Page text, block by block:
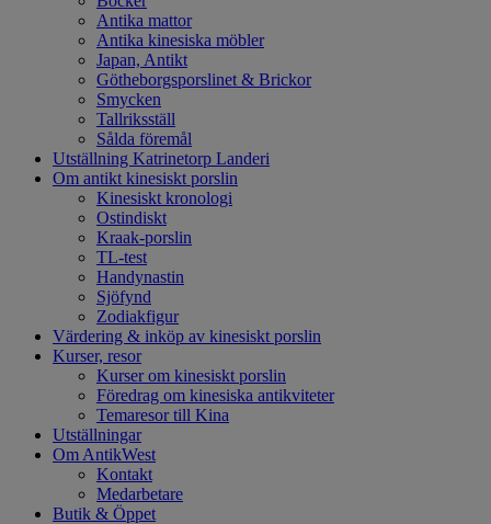
Antika mattor
Antika kinesiska möbler
Japan, Antikt
Götheborgsporslinet & Brickor
Smycken
Tallriksställ
Sålda föremål
Utställning Katrinetorp Landeri
Om antikt kinesiskt porslin
Kinesiskt kronologi
Ostindiskt
Kraak-porslin
TL-test
Handynastin
Sjöfynd
Zodiakfigur
Värdering & inköp av kinesiskt porslin
Kurser, resor
Kurser om kinesiskt porslin
Föredrag om kinesiska antikviteter
Temaresor till Kina
Utställningar
Om AntikWest
Kontakt
Medarbetare
Butik & Öppet